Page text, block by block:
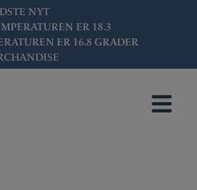
NYT
ER 18.3
ER 16.8 GRADER